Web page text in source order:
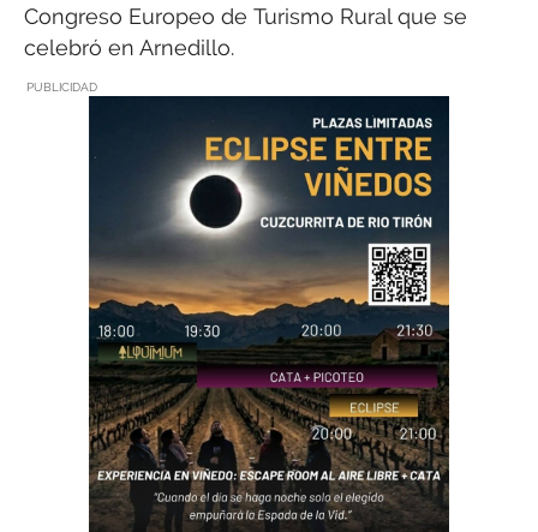
Congreso Europeo de Turismo Rural que se
celebró en Arnedillo.
PUBLICIDAD